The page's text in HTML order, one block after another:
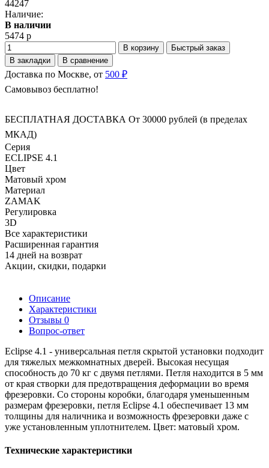
44247
Наличие:
В наличии
5474 р
В корзину
Быстрый заказ
В закладки
В сравнение
Доставка по Москве, от 500 ₽
Самовывоз бесплатно!
БЕСПЛАТНАЯ ДОСТАВКА От 30000 рублей (в пределах
МКАД)
Серия
ECLIPSE 4.1
Цвет
Матовый хром
Материал
ZAMAK
Регулировка
3D
Все характеристики
Расширенная гарантия
14 дней на возврат
Акции, скидки, подарки
Описание
Характеристики
Отзывы 0
Вопрос-ответ
Eclipse 4.1 - универсальная петля скрытой установки подходит
для тяжелых межкомнатных дверей. Высокая несущая
способность до 70 кг с двумя петлями. Петля находится в 5 мм
от края створки для предотвращения деформации во время
фрезеровки. Со стороны коробки, благодаря уменьшенным
размерам фрезеровки, петля Eclipse 4.1 обеспечивает 13 мм
толщины для наличника и возможность фрезеровки даже с
уже установленным уплотнителем. Цвет: матовый хром.
Технические характеристики